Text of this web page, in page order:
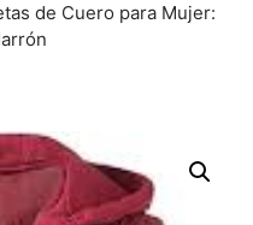
de Cuero para Mujer: